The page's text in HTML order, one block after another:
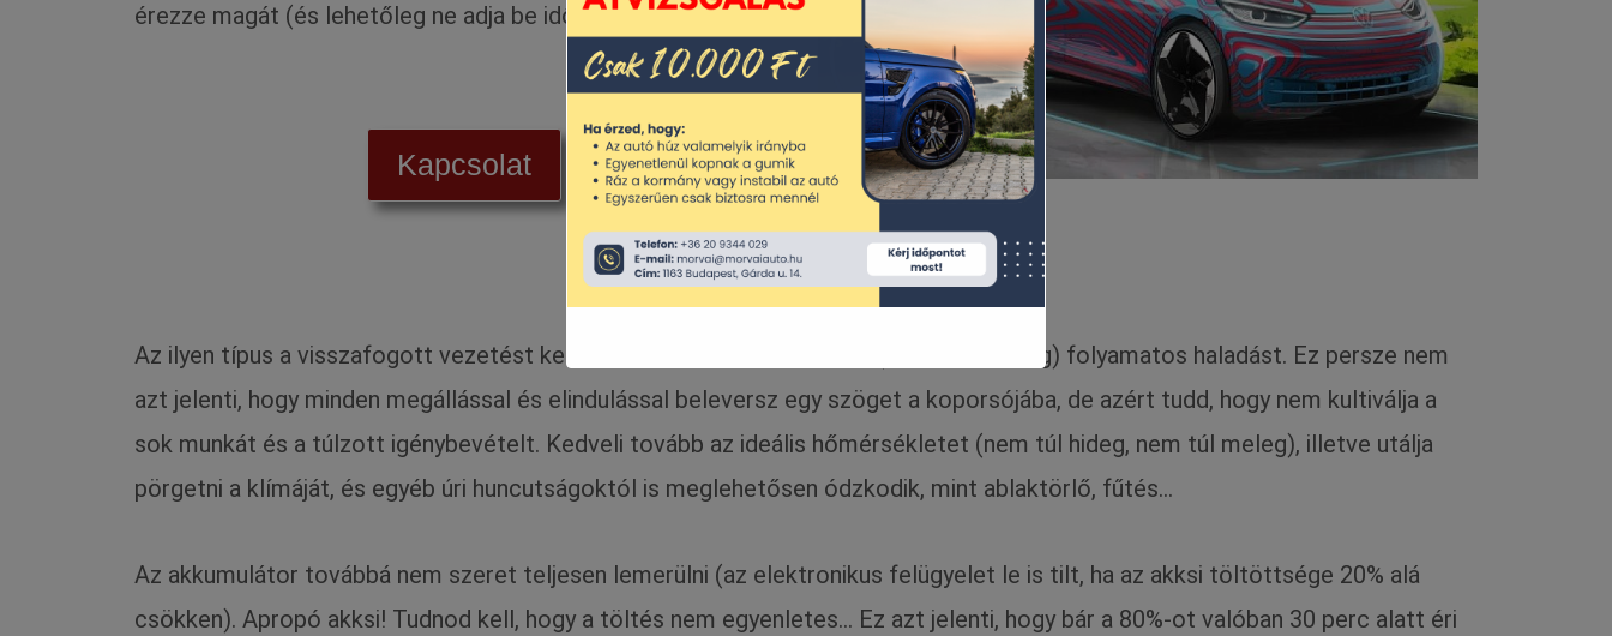
érezze magát (és lehetőleg ne adja be idő előtt a kulcsot)?
Kapcsolat
Az ilyen típus a visszafogott vezetést kedveli, a vízszintes utakat és a (megközelítőleg) folyamatos haladást. Ez persze nem
azt jelenti, hogy minden megállással és elindulással beleversz egy szöget a koporsójába, de azért tudd, hogy nem kultiválja a
sok munkát és a túlzott igénybevételt. Kedveli tovább az ideális hőmérsékletet (nem túl hideg, nem túl meleg), illetve utálja
pörgetni a klímáját, és egyéb úri huncutságoktól is meglehetősen ódzkodik, mint ablaktörlő, fűtés…
Az akkumulátor továbbá nem szeret teljesen lemerülni (az elektronikus felügyelet le is tilt, ha az akksi töltöttsége 20% alá
csökken). Apropó akksi! Tudnod kell, hogy a töltés nem egyenletes… Ez azt jelenti, hogy bár a 80%-ot valóban 30 perc alatt éri